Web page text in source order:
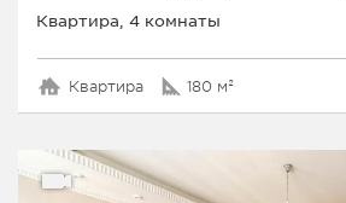
Квартира, 4 комнаты
Квартира 180 м²